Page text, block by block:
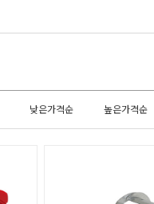
낮은가격순 높은가격순